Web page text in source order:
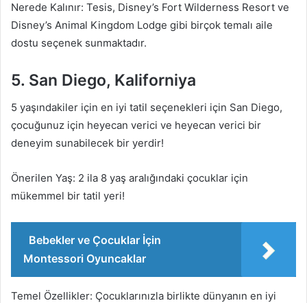
Nerede Kalınır: Tesis, Disney’s Fort Wilderness Resort ve
Disney’s Animal Kingdom Lodge gibi birçok temalı aile
dostu seçenek sunmaktadır.
5. San Diego, Kaliforniya
5 yaşındakiler için en iyi tatil seçenekleri için San Diego,
çocuğunuz için heyecan verici ve heyecan verici bir
deneyim sunabilecek bir yerdir!
Önerilen Yaş: 2 ila 8 yaş aralığındaki çocuklar için
mükemmel bir tatil yeri!
Bebekler ve Çocuklar İçin
Montessori Oyuncaklar
Temel Özellikler: Çocuklarınızla birlikte dünyanın en iyi